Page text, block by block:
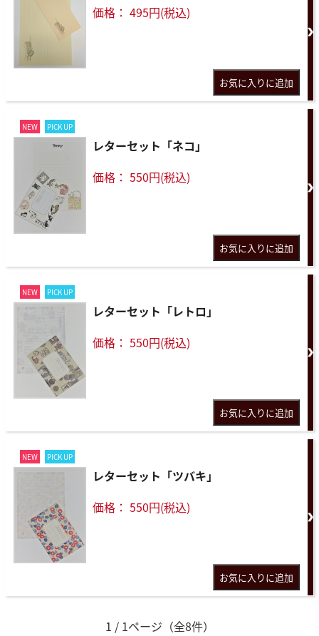
価格： 495円(税込)
NEW PICK UP
レターセット「ネコ」
価格： 550円(税込)
NEW PICK UP
レターセット「レトロ」
価格： 550円(税込)
NEW PICK UP
レターセット「ツバキ」
価格： 550円(税込)
1 / 1ページ （全8件）